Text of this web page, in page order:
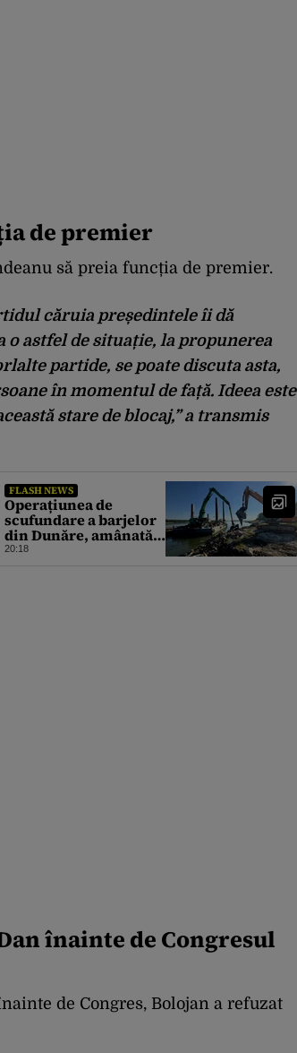
de premier
să preia funcția de premier.
căruia președintele îi dă
astfel de situație, la propunerea
partide, se poate discuta asta,
în momentul de față. Ideea este
stare de blocaj,” a transmis
FLASH NEWS
Operațiunea de
scufundare a barjelor
din Dunăre, amânată
din nou. Ce au anunțat
20:18
înainte de Congresul
de Congres, Bolojan a refuzat